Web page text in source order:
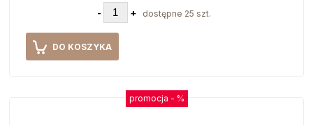
- + dostępne 25 szt.
DO KOSZYKA
promocja - %